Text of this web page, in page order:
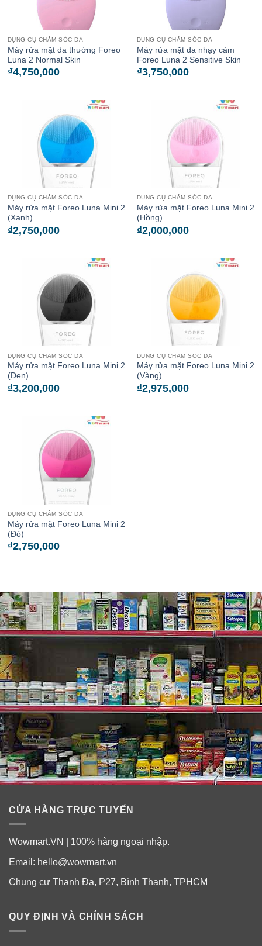
DỤNG CỤ CHĂM SÓC DA
Máy rửa mặt da thường Foreo
Luna 2 Normal Skin
₫4,750,000
DỤNG CỤ CHĂM SÓC DA
Máy rửa mặt da nhạy cảm
Foreo Luna 2 Sensitive Skin
₫3,750,000
DỤNG CỤ CHĂM SÓC DA
Máy rửa mặt Foreo Luna Mini 2
(Xanh)
₫2,750,000
DỤNG CỤ CHĂM SÓC DA
Máy rửa mặt Foreo Luna Mini 2
(Hồng)
₫2,000,000
DỤNG CỤ CHĂM SÓC DA
Máy rửa mặt Foreo Luna Mini 2
(Đen)
₫3,200,000
DỤNG CỤ CHĂM SÓC DA
Máy rửa mặt Foreo Luna Mini 2
(Vàng)
₫2,975,000
DỤNG CỤ CHĂM SÓC DA
Máy rửa mặt Foreo Luna Mini 2
(Đỏ)
₫2,750,000
CỬA HÀNG TRỰC TUYẾN
Wowmart.VN | 100% hàng ngoại nhập.
Email: hello@wowmart.vn
Chung cư Thanh Đa, P27, Bình Thạnh, TPHCM
QUY ĐỊNH VÀ CHÍNH SÁCH